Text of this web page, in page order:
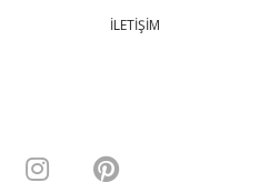
İLETİŞİM